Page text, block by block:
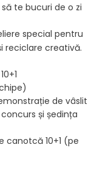
te bucuri de o zi
special pentru
reciclare creativă.
de vâslit
concurs și ședința
canotcă 10+1 (pe